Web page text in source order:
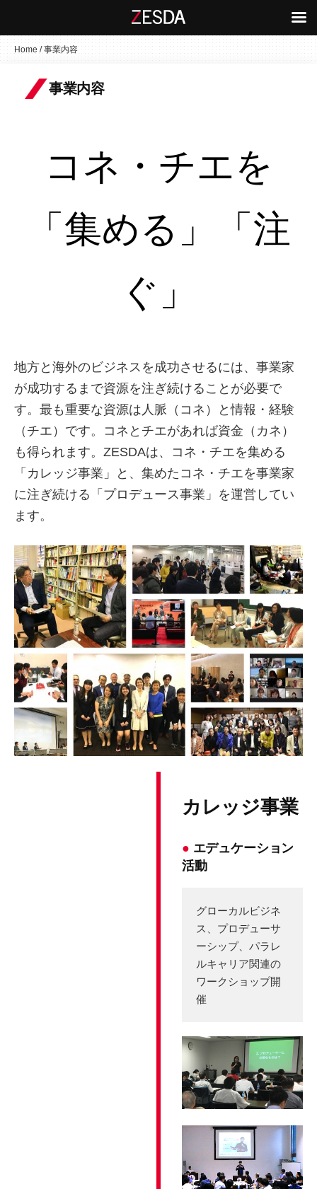
コ
Home /事業内容
事業内容
コネ・チエを
「集める」「注
ぐ」
地方と海外のビジネスを成功させるには、事業家
が成功するまで資源を注ぎ続けることが必要で
す。最も重要な資源は人脈（コネ）と情報・経験
（チエ）です。コネとチエがあれば資金（カネ）
も得られます。ZESDAは、コネ・チエを集める
「カレッジ事業」と、集めたコネ・チエを事業家
に注ぎ続ける「プロデュース事業」を運営してい
ます。
カレッジ事業
● エデュケーション
活動
グローカルビジネ
ス、プロデューサ
ーシップ、パラレ
ルキャリア関連の
ワークショップ開
催